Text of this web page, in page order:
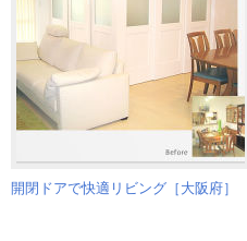
開閉ドアで快適リビング［大阪府］